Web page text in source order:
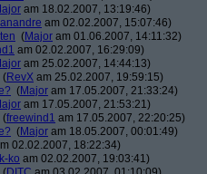
am 18.02.2007, 13:19:46)
am 02.02.2007, 15:07:46)
(Major am 01.06.2007, 14:11:32)
am 02.02.2007, 16:29:09)
am 25.02.2007, 14:44:13)
(RevX am 25.02.2007, 19:59:15)
(Major am 17.05.2007, 21:33:24)
am 17.05.2007, 21:53:21)
(freewind1 am 17.05.2007, 22:20:25)
(Major am 18.05.2007, 00:01:49)
02.02.2007, 18:22:34)
ko am 02.02.2007, 19:03:41)